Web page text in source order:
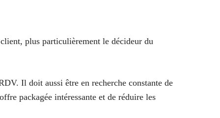
plus particulièrement le décideur du
Il doit aussi être en recherche constante de
packagée intéressante et de réduire les